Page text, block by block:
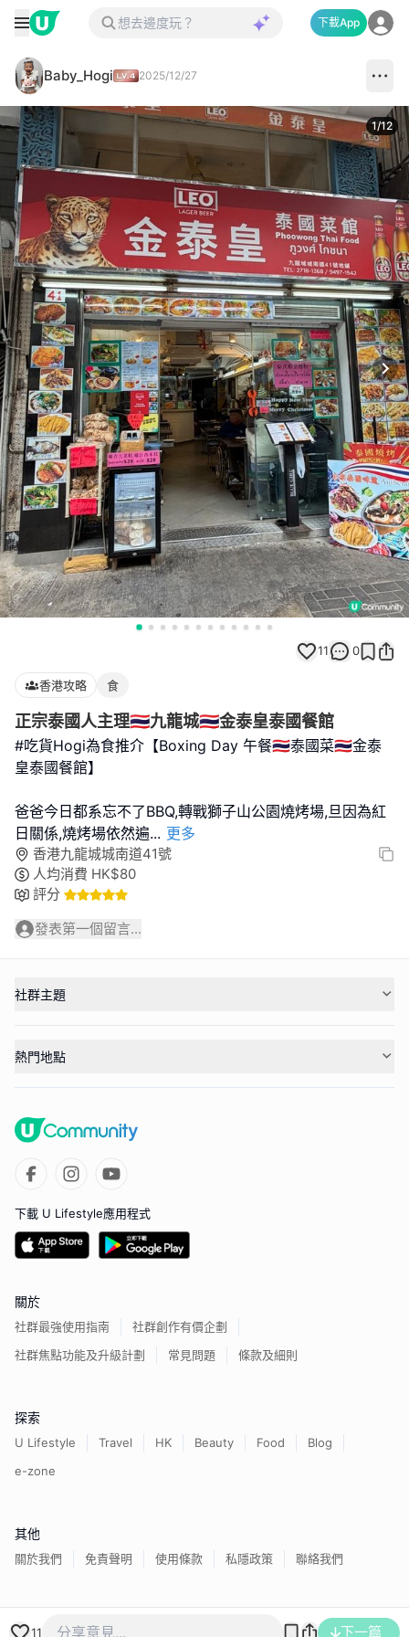
下載App
Baby_Hogi 2025/12/27
1/12
11 0
香港攻略 食
正宗泰國人主理🇹🇭九龍城🇹🇭金泰皇泰國餐館
#吃貨Hogi為食推介【Boxing Day 午餐🇹🇭泰國菜🇹🇭金泰
皇泰國餐館】
爸爸今日都系忘不了BBQ,轉戰獅子山公園燒烤場,旦因為紅
日關係,燒烤場依然遍... 更多
香港九龍城城南道41號
人均消費 HK$80
評分
發表第一個留言...
11 下一篇
社群主題
熱門地點
下載 U Lifestyle應用程式
關於
社群最強使用指南
社群創作有價企劃
社群焦點功能及升級計劃
常見問題 條款及細則
探索
U Lifestyle Travel HK Beauty Food
Blog
e-zone
其他
關於我們 免責聲明 使用條款 私隱政策 聯絡我們
香港經濟日報版權所有©